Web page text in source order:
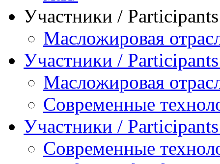
Участники /
Масложировая
Участники /
Масложировая
Современные
Участники /
Современные